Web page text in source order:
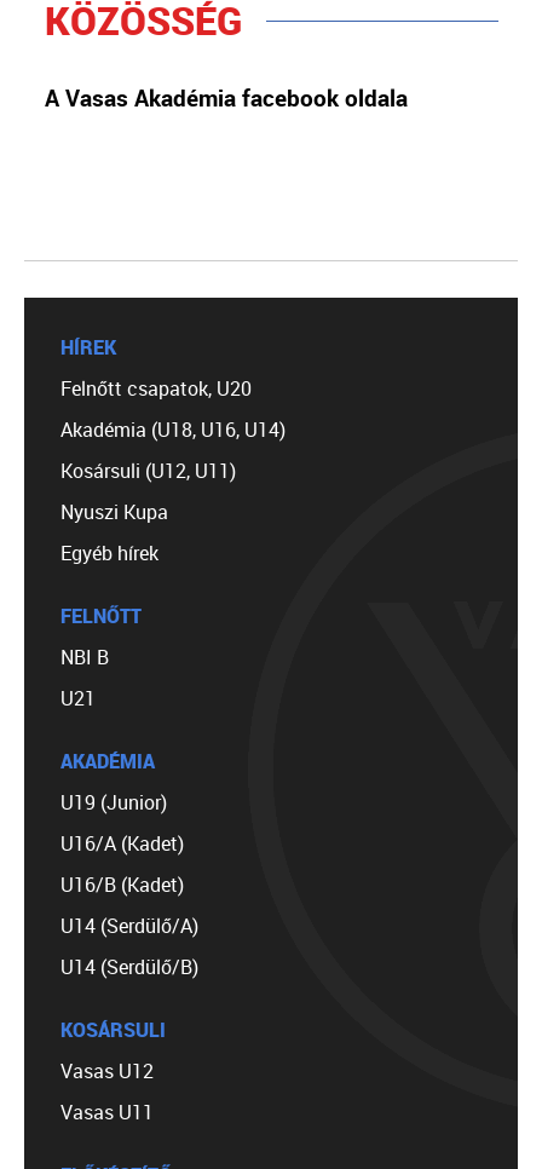
KÖZÖSSÉG
A Vasas Akadémia facebook oldala
HÍREK
Felnőtt csapatok, U20
Akadémia (U18, U16, U14)
Kosársuli (U12, U11)
Nyuszi Kupa
Egyéb hírek
FELNŐTT
NBI B
U21
AKADÉMIA
U19 (Junior)
U16/A (Kadet)
U16/B (Kadet)
U14 (Serdülő/A)
U14 (Serdülő/B)
KOSÁRSULI
Vasas U12
Vasas U11